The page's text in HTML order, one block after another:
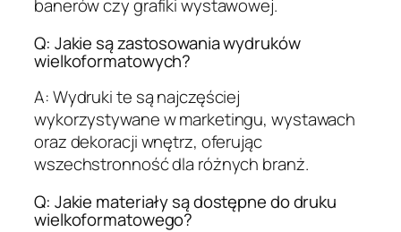
banerów czy grafiki wystawowej.
Q: Jakie są zastosowania wydruków
wielkoformatowych?
A: Wydruki te są najczęściej
wykorzystywane w marketingu, wystawach
oraz dekoracji wnętrz, oferując
wszechstronność dla różnych branż.
Q: Jakie materiały są dostępne do druku
wielkoformatowego?